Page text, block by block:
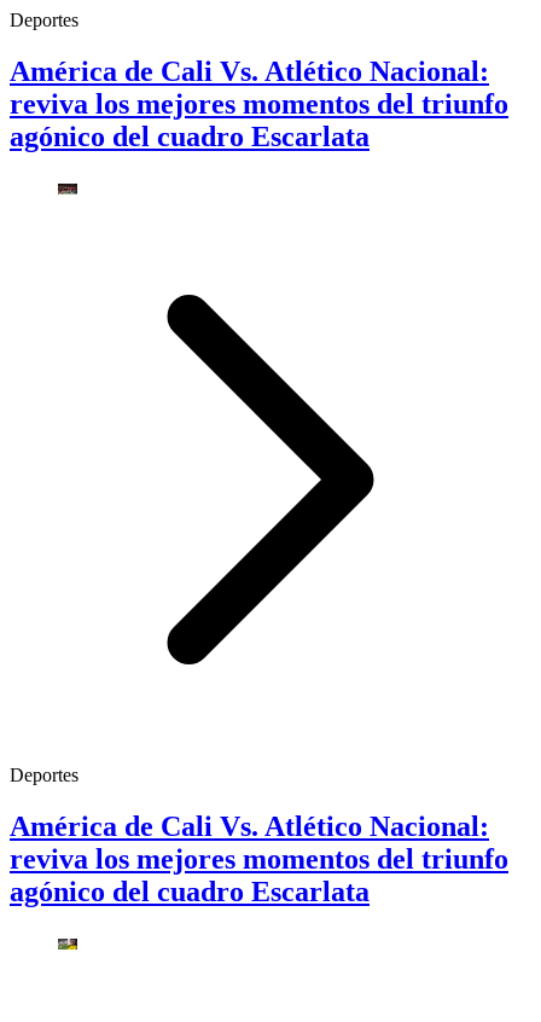
Deportes
América de Cali Vs. Atlético Nacional:
reviva los mejores momentos del triunfo
agónico del cuadro Escarlata
Deportes
América de Cali Vs. Atlético Nacional:
reviva los mejores momentos del triunfo
agónico del cuadro Escarlata